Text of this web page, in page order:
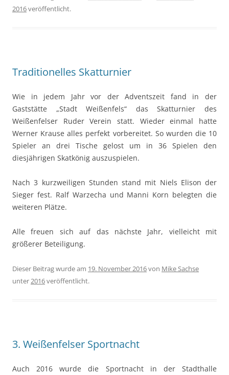
2016veröffentlicht.
Traditionelles Skatturnier
Wie in jedem Jahr vor der Adventszeit fand in der
Gaststätte „Stadt Weißenfels“ das Skatturnier des
Weißenfelser Ruder Verein statt. Wieder einmal hatte
Werner Krause alles perfekt vorbereitet. So wurden die 10
Spieler an drei Tische gelost um in 36 Spielen den
diesjährigen Skatkönig auszuspielen.
Nach 3 kurzweiligen Stunden stand mit Niels Elison der
Sieger fest. Ralf Warzecha und Manni Korn belegten die
weiteren Plätze.
Alle freuen sich auf das nächste Jahr, vielleicht mit
größerer Beteiligung.
Dieser Beitrag wurde am 19. November 2016von Mike Sachse
unter2016veröffentlicht.
3. Weißenfelser Sportnacht
Auch 2016 wurde die Sportnacht in der Stadthalle